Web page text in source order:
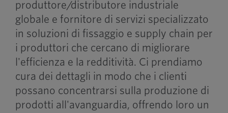
produttore/distributore industriale
globale e fornitore di servizi specializzato
in soluzioni di fissaggio e supply chain per
i produttori che cercano di migliorare
l'efficienza e la redditività. Ci prendiamo
cura dei dettagli in modo che i clienti
possano concentrarsi sulla produzione di
prodotti all'avanguardia, offrendo loro un